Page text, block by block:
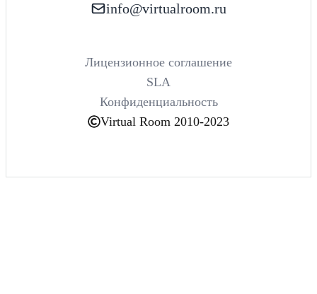
info@virtualroom.ru
Virtual Room 2010-2023
Лицензионное соглашение
SLA
Конфиденциальность